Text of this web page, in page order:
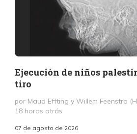
Ejecución de niños
tiro
por Maud Effting y Willem Feenstra
18 horas atrás
07 de agosto de 2026